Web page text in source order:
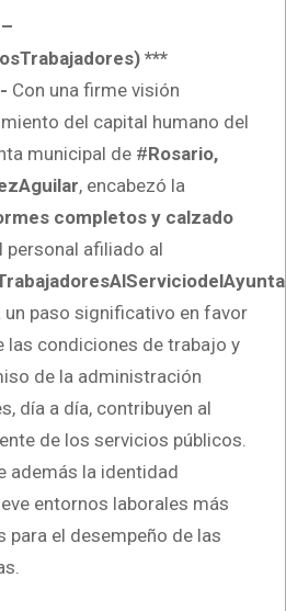
***
Con una firme visión
del capital humano del
municipal de #Rosario,
, encabezó la
completos y calzado
personal afiliado al
un paso significativo en favor
las condiciones de trabajo y
de la administración
día a día, contribuyen al
de los servicios públicos.
además la identidad
entornos laborales más
para el desempeño de las